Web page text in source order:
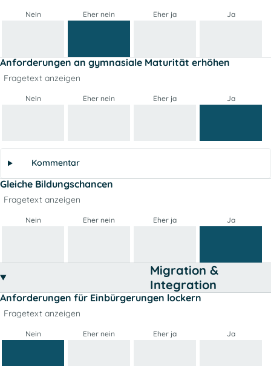
Nein Eher nein Eher ja Ja
Anforderungen an gymnasiale Maturität erhöhen
Fragetext anzeigen
Nein Eher nein Eher ja Ja
Kommentar
Gleiche Bildungschancen
Fragetext anzeigen
Nein Eher nein Eher ja Ja
Migration &
Integration
Anforderungen für Einbürgerungen lockern
Fragetext anzeigen
Nein Eher nein Eher ja Ja